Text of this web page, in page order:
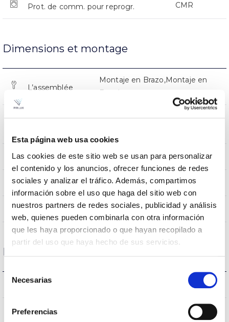
Esta página web usa cookies
Las cookies de este sitio web se usan para personalizar
el contenido y los anuncios, ofrecer funciones de redes
sociales y analizar el tráfico. Además, compartimos
información sobre el uso que haga del sitio web con
nuestros partners de redes sociales, publicidad y análisis
web, quienes pueden combinarla con otra información
que les haya proporcionado o que hayan recopilado a
partir del uso que haya hecho de sus servicios.
Selección
Necesarias
Preferencias
Prot. de comm. pour reprogr. CMR
Dimensions et montage
L’assemblée
Montaje en Brazo,Montaje en
Baculo
Résistance au
Poids 10Kg
Dimensions 855x445mm
Empalmable Non
Données optiques
Température de coleur 3.000K
CRI Indice de rendu des couleurs >70